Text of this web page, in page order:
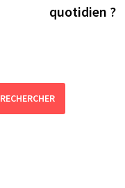
quotidien ?
RECHERCHER